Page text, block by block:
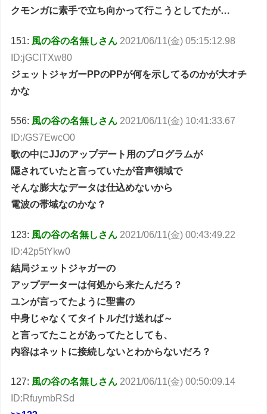
クモンガに素手で立ち向かって行こうとしてたが…
151: 風の谷の名無しさん 2021/06/11(金) 05:15:12.98
ID:jGClTXw80
ジェットジャガーPPのPPが何を示してるのかが大オチ
かな
556: 風の谷の名無しさん 2021/06/11(金) 10:41:33.67
ID:/GS7EwcO0
歌の中にJJのアップデート用のプログラムが
隠されていたと言っていたが音声領域で
そんな膨大なデータは仕込めないから
電波の帯域なのかな？
123: 風の谷の名無しさん 2021/06/11(金) 00:43:49.22
ID:42p5tYkw0
結局ジェットジャガーの
アップデーターは何処から来たんだろ？
ユンが言ってたように聖書の
中身じゃなくてタイトルだけ送れば～
と言ってたことがあってたとしても、
内容はネットに接続しないとわからないだろ？
127: 風の谷の名無しさん 2021/06/11(金) 00:50:09.14
ID:RfuymbRSd